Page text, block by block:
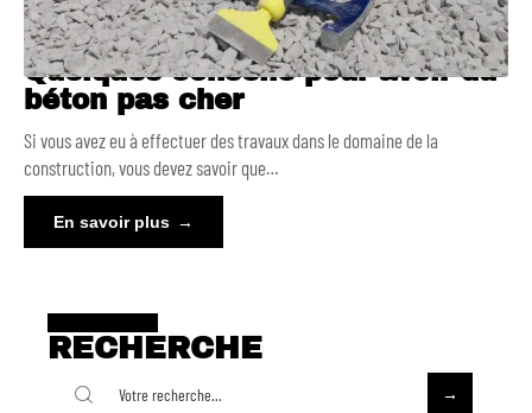
Quelques conseils pour avoir du
béton pas cher
Si vous avez eu à effectuer des travaux dans le domaine de la
construction, vous devez savoir que…
En savoir plus
RECHERCHE